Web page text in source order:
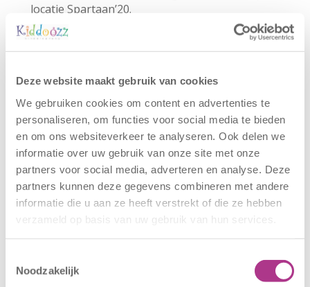
Deze website maakt gebruik van cookies
We gebruiken cookies om content en advertenties te
personaliseren, om functies voor social media te bieden
en om ons websiteverkeer te analyseren. Ook delen we
informatie over uw gebruik van onze site met onze
partners voor social media, adverteren en analyse. Deze
partners kunnen deze gegevens combineren met andere
informatie die u aan ze heeft verstrekt of die ze hebben
verzameld op basis van uw gebruik van hun services.
Noodzakelijk
locatie Spartaan’20.
Buitenschoole opvang
de volgende scholen:
De Hoeksteen
Over de Slinge(Sommeldijkstraat en
Krabbendijkstraat)
Beatrixschool